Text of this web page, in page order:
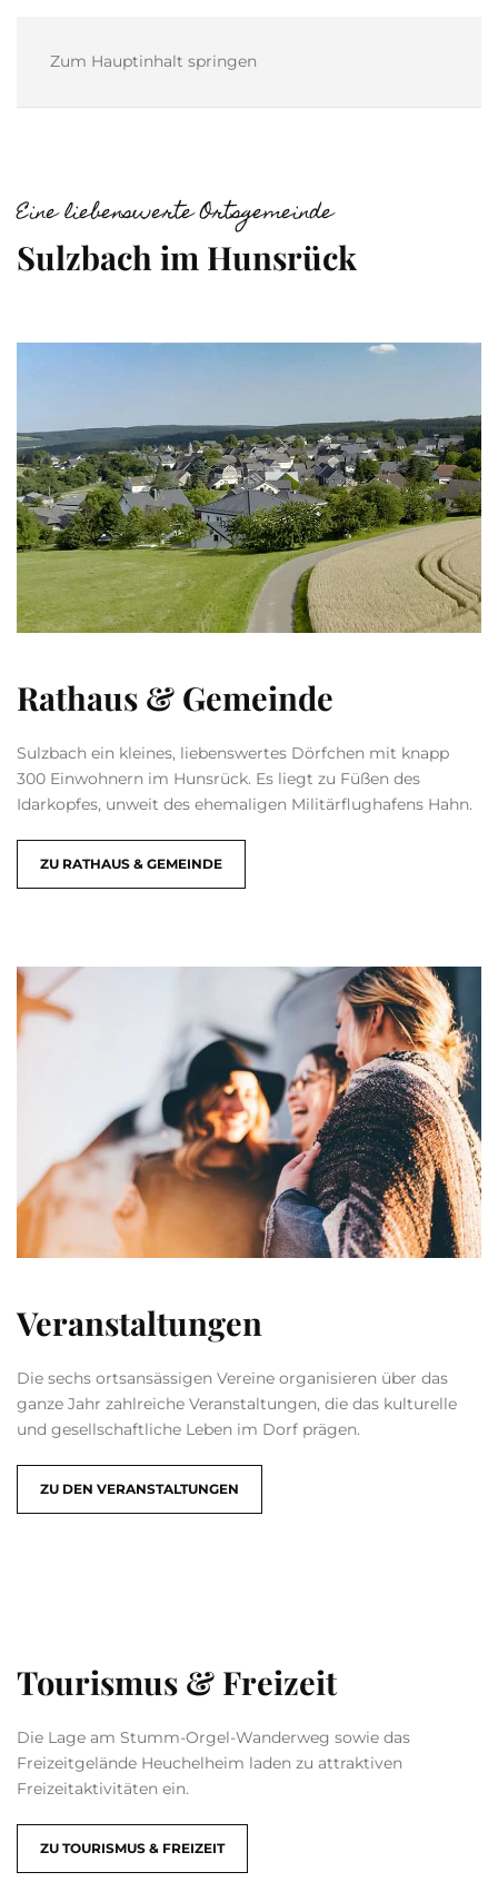
Zum Hauptinhalt springen
Eine liebenswerte Ortsgemeinde
Sulzbach im Hunsrück
Rathaus & Gemeinde
Sulzbach ein kleines, liebenswertes Dörfchen mit knapp
300 Einwohnern im Hunsrück. Es liegt zu Füßen des
Idarkopfes, unweit des ehemaligen Militärflughafens Hahn.
ZU RATHAUS & GEMEINDE
Veranstaltungen
Die sechs ortsansässigen Vereine organisieren über das
ganze Jahr zahlreiche Veranstaltungen, die das kulturelle
und gesellschaftliche Leben im Dorf prägen.
ZU DEN VERANSTALTUNGEN
Tourismus & Freizeit
Die Lage am Stumm-Orgel-Wanderweg sowie das
Freizeitgelände Heuchelheim laden zu attraktiven
Freizeitaktivitäten ein.
ZU TOURISMUS & FREIZEIT